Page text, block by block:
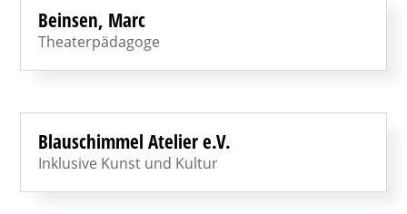
Beinsen, Marc
Theaterpädagoge
Blauschimmel Atelier e.V.
Inklusive Kunst und Kultur